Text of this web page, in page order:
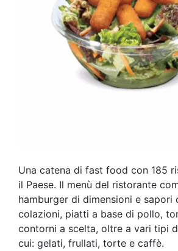
Una catena di fast food con 185
il Paese. Il menù del ristorante
hamburger di dimensioni e sapori
colazioni, piatti a base di pollo,
contorni a scelta, oltre a vari tipi
cui: gelati, frullati, torte e caffè.